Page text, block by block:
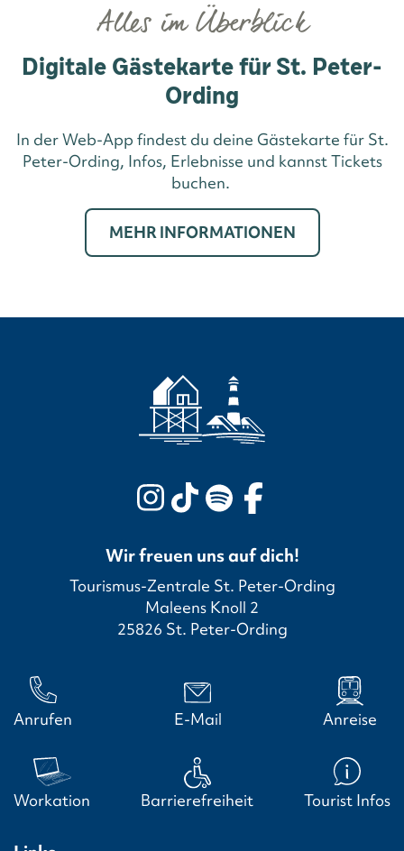
Alles im Überblick
Digitale Gästekarte für St. Peter-
Ording
In der Web-App findest du deine Gästekarte für St.
Peter-Ording, Infos, Erlebnisse und kannst Tickets
buchen.
MEHR INFORMATIONEN
Wir freuen uns auf dich!
Tourismus-Zentrale St. Peter-Ording
Maleens Knoll 2
25826 St. Peter-Ording
Anrufen E-Mail Anreise
Workation Barrierefreiheit Tourist Infos